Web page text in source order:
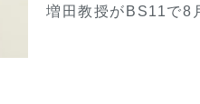
増田教授がBS11で8